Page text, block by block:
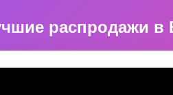
распродажи в